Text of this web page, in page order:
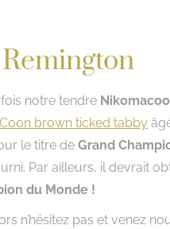
notre tendre
brown ticked tabby
le titre de Grand
Par ailleurs, il devrait
du Monde !
n’hésitez pas et venez